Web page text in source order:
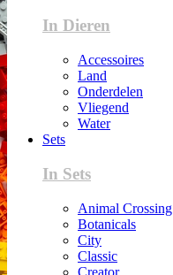
In Dieren
Accessoires
Land
Onderdelen
Vliegend
Water
Sets
In Sets
Animal Crossing
Botanicals
City
Classic
Creator